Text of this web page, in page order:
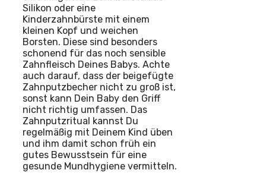
Silikon oder eine
Kinderzahnbürste mit einem
kleinen Kopf und weichen
Borsten. Diese sind besonders
schonend für das noch sensible
Zahnfleisch Deines Babys. Achte
auch darauf, dass der beigefügte
Zahnputzbecher nicht zu groß ist,
sonst kann Dein Baby den Griff
nicht richtig umfassen. Das
Zahnputzritual kannst Du
regelmäßig mit Deinem Kind üben
und ihm damit schon früh ein
gutes Bewusstsein für eine
gesunde Mundhygiene vermitteln.